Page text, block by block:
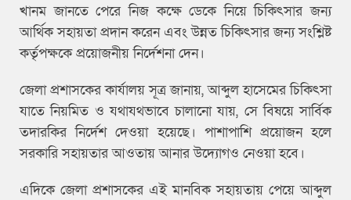
খানম জানতে পেরে নিজ কক্ষে ডেকে নিয়ে চিকিৎসার জন্য
আর্থিক সহায়তা প্রদান করেন এবং উন্নত চিকিৎসার জন্য সংশ্লিষ্ট
কর্তৃপক্ষকে প্রয়োজনীয় নির্দেশনা দেন।
জেলা প্রশাসকের কার্যালয় সূত্র জানায়, আব্দুল হাসেমের চিকিৎসা
যাতে নিয়মিত ও যথাযথভাবে চালানো যায়, সে বিষয়ে সার্বিক
তদারকির নির্দেশ দেওয়া হয়েছে। পাশাপাশি প্রয়োজন হলে
সরকারি সহায়তার আওতায় আনার উদ্যোগও নেওয়া হবে।
এদিকে জেলা প্রশাসকের এই মানবিক সহায়তায় পেয়ে আব্দুল